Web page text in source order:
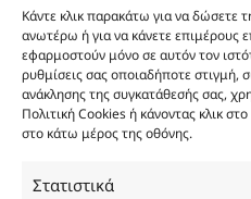
Κάντε κλικ παρακάτω για να δώσετε
ανωτέρω ή για να κάνετε επιμέρους
εφαρμοστούν μόνο σε αυτόν τον
ρυθμίσεις σας οποιαδήποτε στιγμή,
ανάκλησης της συγκατάθεσής σας,
Πολιτική Cookies ή κάνοντας κλικ
στο κάτω μέρος της οθόνης.
Στατιστικά
Σκοπός τους είναι η
Σε καμία περίπτωση δεν
αυθεντικά αρώματα και
πραγματικότητα. Πρόθεση
είναι η παραπλάνηση και
καταναλωτή. Όλα μας τα
αντίστοιχα αυθεντικά